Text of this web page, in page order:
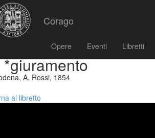
Corago
Opere Eventi Libretti
*giuramento
A. Rossi, 1854
al libretto